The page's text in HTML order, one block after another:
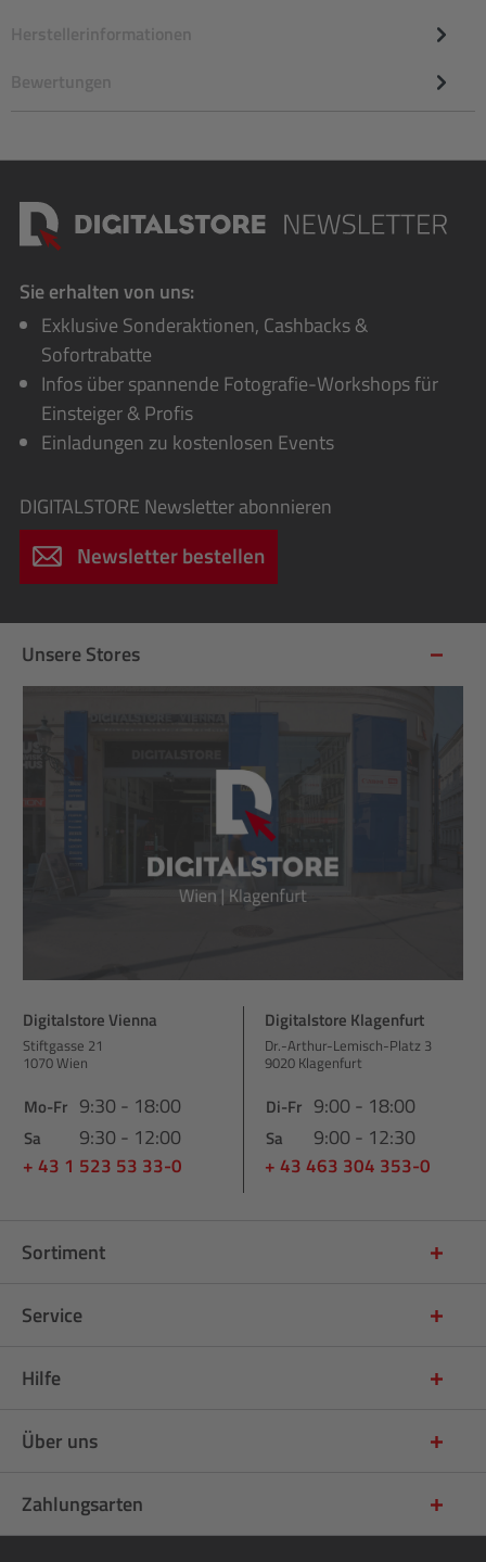
Herstellerinformationen
Bewertungen
Sie erhalten von uns:
Exklusive Sonderaktionen, Cashbacks &
Sofortrabatte
Infos über spannende Fotografie-Workshops für
Einsteiger & Profis
Einladungen zu kostenlosen Events
DIGITALSTORE Newsletter abonnieren
Newsletter bestellen
Unsere Stores
Digitalstore Vienna
Stiftgasse 21
1070 Wien
Mo-Fr 9:30 - 18:00
Sa 9:30 - 12:00
+ 43 1 523 53 33-0
Digitalstore Klagenfurt
Dr.-Arthur-Lemisch-Platz 3
9020 Klagenfurt
Di-Fr 9:00 - 18:00
Sa 9:00 - 12:30
+ 43 463 304 353-0
Sortiment
Service
Hilfe
Über uns
Zahlungsarten